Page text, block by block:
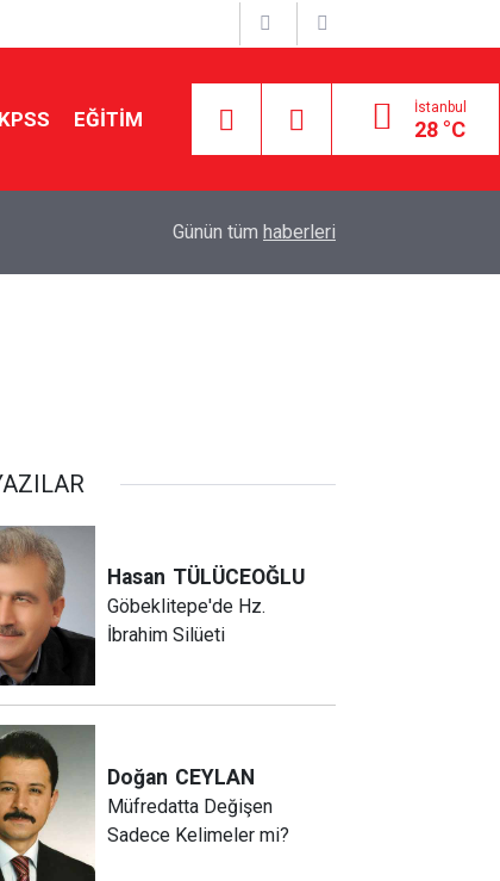
KPSS EĞİTİM İstanbul
28 °C
2026 LGS’de En Yüksek Puanlı 100 Lise
Günün tüm haberleri
Hasan TÜLÜCEOĞLU
Göbeklitepe'de Hz.
İbrahim Silüeti
Doğan CEYLAN
Müfredatta Değişen
Sadece Kelimeler mi?